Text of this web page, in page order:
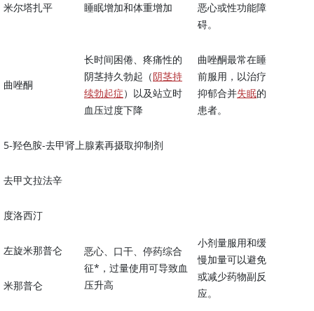
米尔塔扎平 睡眠增加和体重增加
恶心或性功能障
碍。
曲唑酮
长时间困倦、疼痛性的
阴茎持久勃起（阴茎持
续勃起症）以及站立时
血压过度下降
曲唑酮最常在睡
前服用，以治疗
抑郁合并失眠的
患者。
5-羟色胺-去甲肾上腺素再摄取抑制剂
去甲文拉法辛
度洛西汀
左旋米那普仑
米那普仑
恶心、口干、停药综合
征*，过量使用可导致血
压升高
小剂量服用和缓
慢加量可以避免
或减少药物副反
应。